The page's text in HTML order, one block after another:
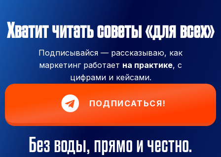
Хватит читать советы «для всех»
Подписывайся — рассказываю, как
маркетинг работает на практике, с
цифрами и кейсами.
ПОДПИСАТЬСЯ!
Без воды, прямо и честно.